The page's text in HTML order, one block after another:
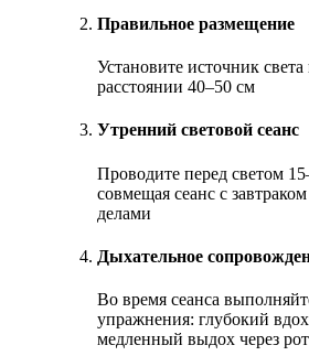
Правильное размещение
Установите источник света
расстоянии 40–50 см
Утренний световой сеанс
Проводите перед светом
совмещая сеанс с
делами
Дыхательное
Во время сеанса
упражнения: глубокий
медленный выдох через рот